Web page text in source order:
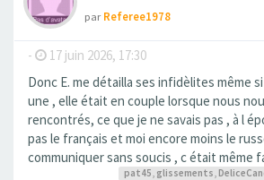
parReferee1978
- 17 juin 2026, 17:30
Donc E. me détailla ses infidèlites même
une , elle était en couple lorsque nous
rencontrés, ce que je ne savais pas , à l
pas le français et moi encore moins le
communiquer sans soucis , c était même
pat45, glissements,